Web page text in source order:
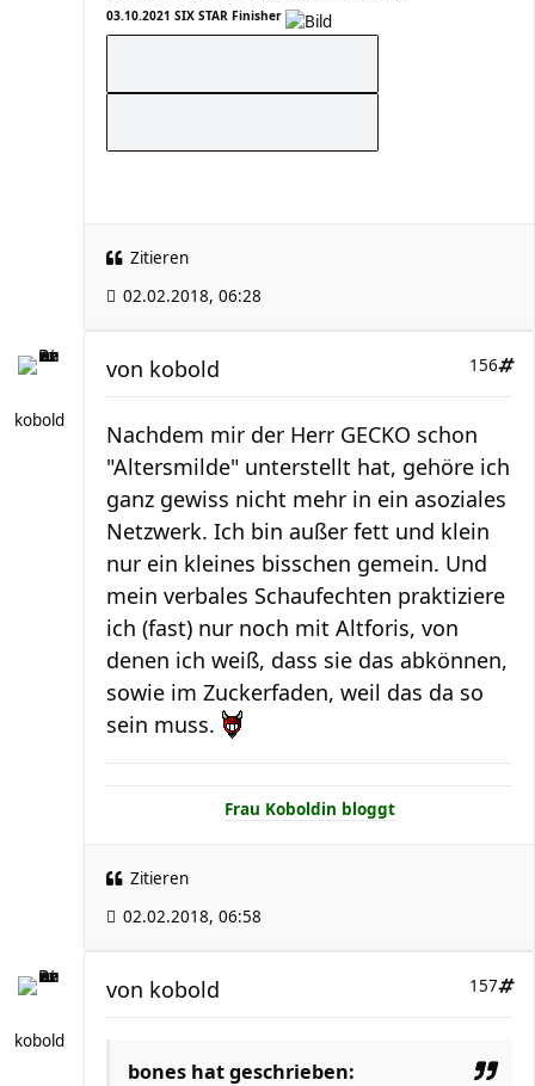
03.10.2021 SIX STAR Finisher
Zitieren
02.02.2018, 06:28
kobold
156
von kobold
Nachdem mir der Herr GECKO schon
"Altersmilde" unterstellt hat, gehöre ich
ganz gewiss nicht mehr in ein asoziales
Netzwerk. Ich bin außer fett und klein
nur ein kleines bisschen gemein. Und
mein verbales Schaufechten praktiziere
ich (fast) nur noch mit Altforis, von
denen ich weiß, dass sie das abkönnen,
sowie im Zuckerfaden, weil das da so
sein muss.
Frau Koboldin bloggt
Zitieren
02.02.2018, 06:58
kobold
157
von kobold
bones hat geschrieben: